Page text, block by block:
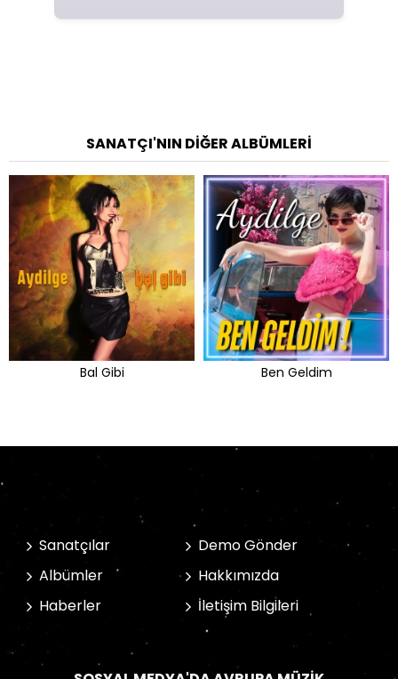
SANATÇI'NIN DIĞER ALBÜMLERI
Bal Gibi Ben Geldim
Sanatçılar
Albümler
Haberler
Demo Gönder
Hakkımızda
İletişim Bilgileri